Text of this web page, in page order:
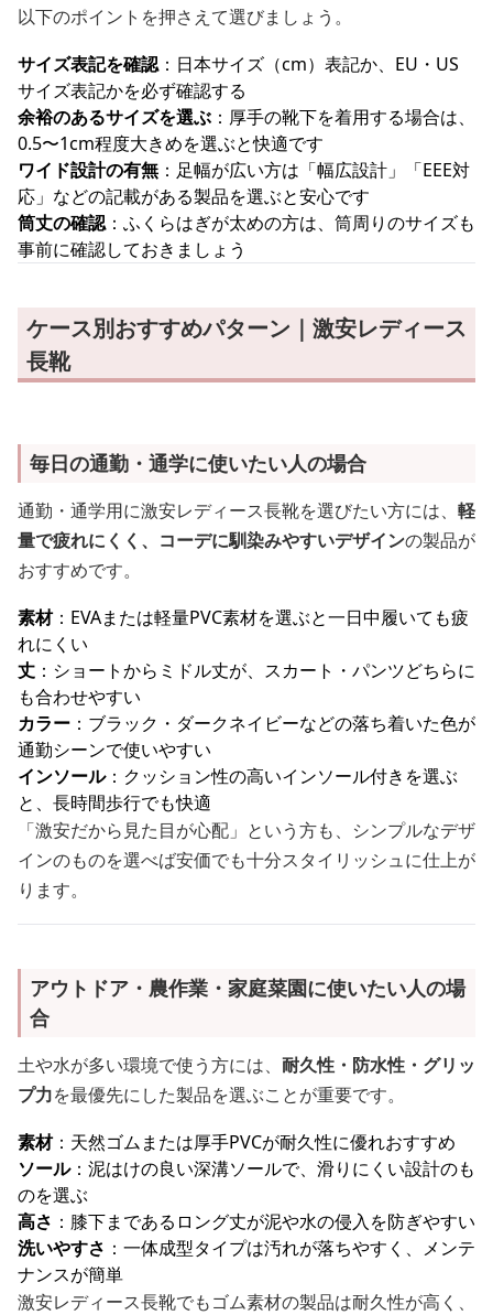
以下のポイントを押さえて選びましょう。
サイズ表記を確認：日本サイズ（cm）表記か、EU・US
サイズ表記かを必ず確認する
余裕のあるサイズを選ぶ ：厚手の靴下を着用する場合は、
0.5〜1cm程度大きめを選ぶと快適です
ワイド設計の有無 ：足幅が広い方は「幅広設計」「EEE対
応」などの記載がある製品を選ぶと安心です
筒丈の確認：ふくらはぎが太めの方は、筒周りのサイズも
事前に確認しておきましょう
ケース別おすすめパターン｜激安レディース
長靴
毎日の通勤・通学に使いたい人の場合
通勤・通学用に激安レディース長靴を選びたい方には、 軽
量で疲れにくく、コーデに馴染みやすいデザインの製品が
おすすめです。
素材：EVAまたは軽量PVC素材を選ぶと一日中履いても疲
れにくい
丈 ：ショートからミドル丈が、スカート・パンツどちらに
も合わせやすい
カラー ：ブラック・ダークネイビーなどの落ち着いた色が
通勤シーンで使いやすい
インソール：クッション性の高いインソール付きを選ぶ
と、長時間歩行でも快適
「激安だから見た目が心配」という方も、シンプルなデザ
インのものを選べば安価でも十分スタイリッシュに仕上が
ります。
アウトドア・農作業・家庭菜園に使いたい人の場
合
土や水が多い環境で使う方には、 耐久性・防水性・グリッ
プ力を最優先にした製品を選ぶことが重要です。
素材：天然ゴムまたは厚手PVCが耐久性に優れおすすめ
ソール：泥はけの良い深溝ソールで、滑りにくい設計のも
のを選ぶ
高さ ：膝下まであるロング丈が泥や水の侵入を防ぎやすい
洗いやすさ ：一体成型タイプは汚れが落ちやすく、メンテ
ナンスが簡単
激安レディース長靴でもゴム素材の製品は耐久性が高く、